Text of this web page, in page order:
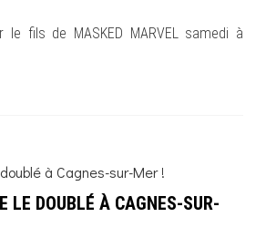
le fils de MASKED MARVEL samedi à
LE DOUBLÉ À CAGNES-SUR-